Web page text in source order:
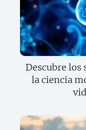
Descubre los
la ciencia